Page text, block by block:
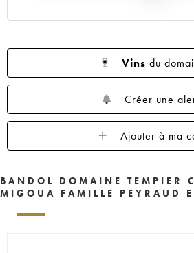
Vins du
Créer une
Ajouter à ma
BANDOL DOMAINE TEMPIER
MIGOUA FAMILLE PEYRAUD